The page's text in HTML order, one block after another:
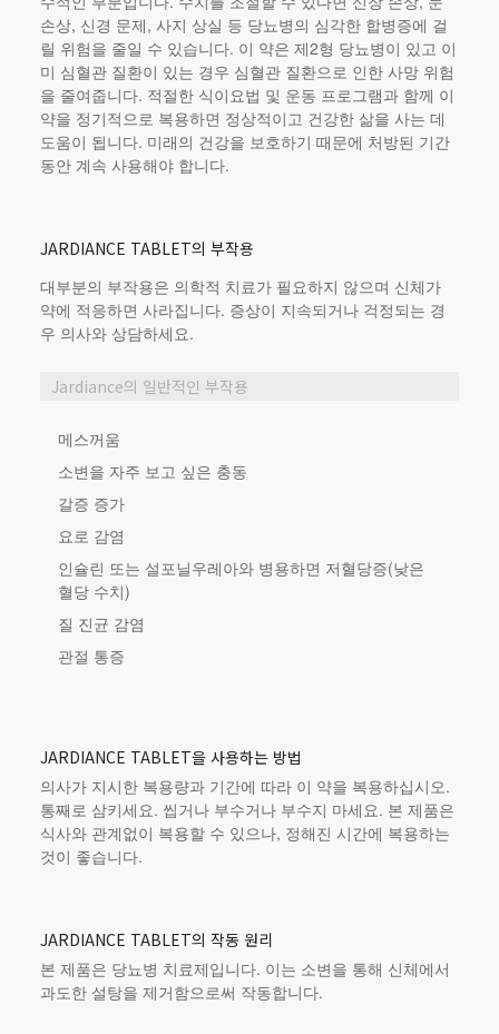
손상, 신경 문제, 사지 상실 등 당뇨병의 심각한 합병증에 걸
릴 위험을 줄일 수 있습니다. 이 약은 제2형 당뇨병이 있고 이
미 심혈관 질환이 있는 경우 심혈관 질환으로 인한 사망 위험
을 줄여줍니다. 적절한 식이요법 및 운동 프로그램과 함께 이
약을 정기적으로 복용하면 정상적이고 건강한 삶을 사는 데
도움이 됩니다. 미래의 건강을 보호하기 때문에 처방된 기간
동안 계속 사용해야 합니다.
JARDIANCE TABLET의 부작용
대부분의 부작용은 의학적 치료가 필요하지 않으며 신체가
약에 적응하면 사라집니다. 증상이 지속되거나 걱정되는 경
우 의사와 상담하세요.
Jardiance의 일반적인 부작용
메스꺼움
소변을 자주 보고 싶은 충동
갈증 증가
요로 감염
인슐린 또는 설포닐우레아와 병용하면 저혈당증(낮은
혈당 수치)
질 진균 감염
관절 통증
JARDIANCE TABLET을 사용하는 방법
의사가 지시한 복용량과 기간에 따라 이 약을 복용하십시오.
통째로 삼키세요. 씹거나 부수거나 부수지 마세요. 본 제품은
식사와 관계없이 복용할 수 있으나, 정해진 시간에 복용하는
것이 좋습니다.
JARDIANCE TABLET의 작동 원리
본 제품은 당뇨병 치료제입니다. 이는 소변을 통해 신체에서
과도한 설탕을 제거함으로써 작동합니다.